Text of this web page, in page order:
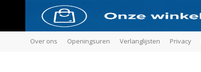
Over ons Openingsuren Verlanglijsten Privacy